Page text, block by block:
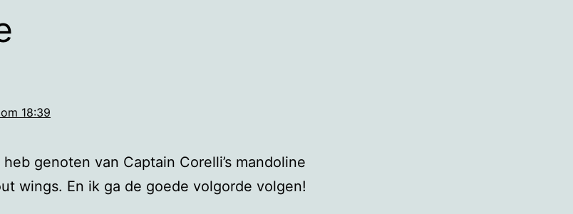
18:39
genoten van Captain Corelli’s mandoline
wings. En ik ga de goede volgorde volgen!